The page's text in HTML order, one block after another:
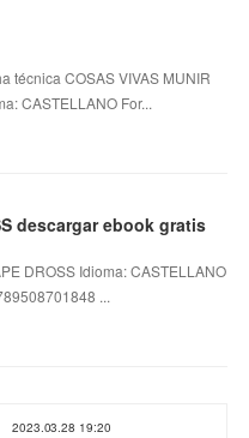
técnica COSAS VIVAS MUNIR
CASTELLANO For...
descargar ebook gratis
DROSS Idioma: CASTELLANO
...
2023.03.28 19:20